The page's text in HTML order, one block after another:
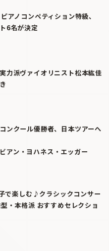
アノコンペティション特級、
6名が決定
力派ヴァイオリニスト松本紘佳
ンクール優勝者、日本ツアーへ
アン・ヨハネス・エッガー
で楽しむ♪クラシックコンサー
・本格派 おすすめセレクショ